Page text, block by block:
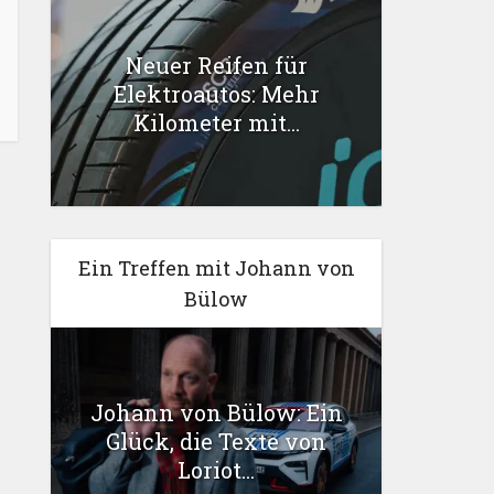
Neuer Reifen für
Elektroautos: Mehr
Kilometer mit...
Ein Treffen mit Johann von
Bülow
Johann von Bülow: Ein
Glück, die Texte von
Loriot...